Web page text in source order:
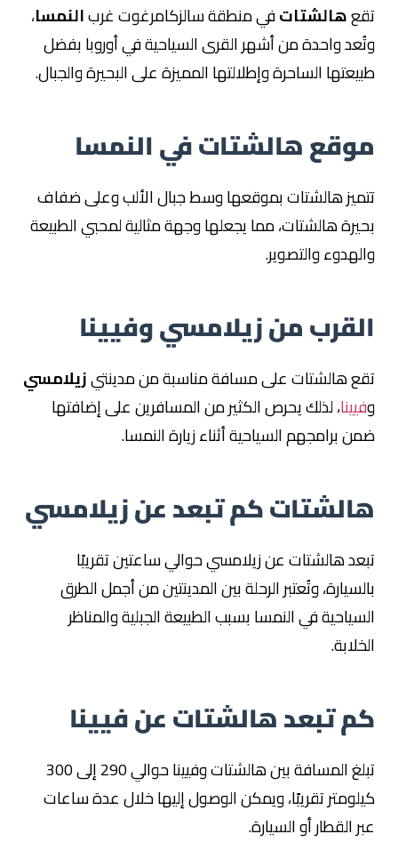
تقعهالشتاتفي منطقة سالزكامرغوت غربالنمسا،
وتُعد واحدة من أشهر القرى السياحية في أوروبا بفضل
طبيعتها الساحرة وإطلالتها المميزة على البحيرة والجبال.
موقع هالشتات في النمسا
تتميز هالشتات بموقعها وسط جبال الألب وعلى ضفاف
بحيرة هالشتات، مما يجعلها وجهة مثالية لمحبي الطبيعة
والهدوء والتصوير.
القرب من زيلامسي وفيينا
تقع هالشتات على مسافة مناسبة من مدينتيزيلامسي
وفيينا، لذلك يحرص الكثير من المسافرين على إضافتها
ضمن برامجهم السياحية أثناء زيارة النمسا.
هالشتات كم تبعد عن زيلامسي
تبعد هالشتات عن زيلامسي حوالي ساعتين تقريبًا
بالسيارة، وتُعتبر الرحلة بين المدينتين من أجمل الطرق
السياحية في النمسا بسبب الطبيعة الجبلية والمناظر
الخلابة.
كم تبعد هالشتات عن فيينا
تبلغ المسافة بين هالشتات وفيينا حوالي 290 إلى 300
كيلومتر تقريبًا، ويمكن الوصول إليها خلال عدة ساعات
عبر القطار أو السيارة.